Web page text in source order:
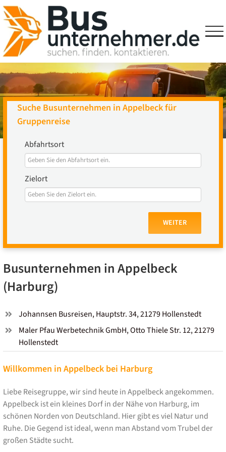
Skip
to
content
Suche Busunternehmen in Appelbeck für
Gruppenreise
Abfahrtsort
Zielort
WEITER
Busunternehmen in Appelbeck
(Harburg)
Johannsen Busreisen, Hauptstr. 34, 21279 Hollenstedt
Maler Pfau Werbetechnik GmbH, Otto Thiele Str. 12, 21279
Hollenstedt
Willkommen in Appelbeck bei Harburg
Liebe Reisegruppe, wir sind heute in Appelbeck angekommen.
Appelbeck ist ein kleines Dorf in der Nähe von Harburg, im
schönen Norden von Deutschland. Hier gibt es viel Natur und
Ruhe. Die Gegend ist ideal, wenn man Abstand vom Trubel der
großen Städte sucht.